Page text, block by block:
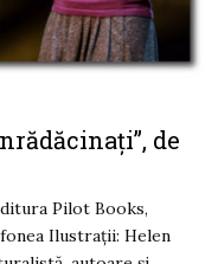
de
Pilot Books,
Ilustrații: Helen